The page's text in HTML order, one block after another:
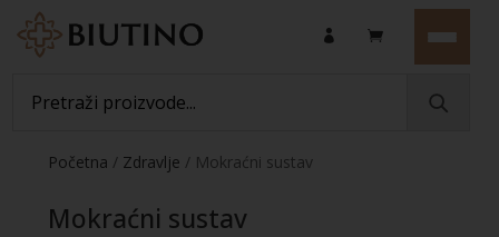
Početna / Zdravlje / Mokraćni sustav
Mokraćni sustav